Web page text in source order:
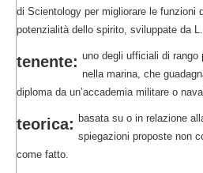
di Scientology per migliorare le funzioni
potenzialità dello spirito, sviluppate da L.
tenente: uno degli ufficiali di rango
nella marina, che
diploma da un’accademia militare o
teorica: basata su o in relazione
spiegazioni proposte non
come fatto.